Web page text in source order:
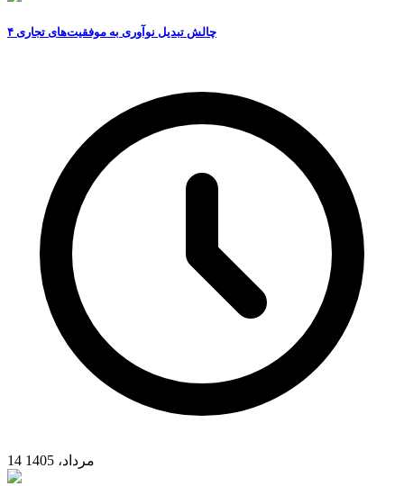
۴ چالش تبدیل نوآوری به موفقیت‌های تجاری
14 مرداد، 1405